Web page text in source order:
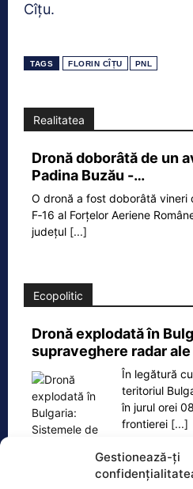
Gestionează-ți
Cîțu.
TAGS FLORIN CÎȚU PNL
Realitatea
Dronă doborâtă de un
Padina Buzău -…
O dronă a fost doborâtă vineri
F‑16 al Forțelor Aeriene
județul [...]
Ecopolitic
Dronă explodată în
supraveghere radar
În legătură
teritoriul
în jurul orei
frontierei [...]